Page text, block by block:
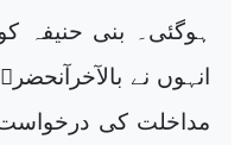
ہوگئی۔ بنی حنیفہ
انہوں نے
مداخلت کی